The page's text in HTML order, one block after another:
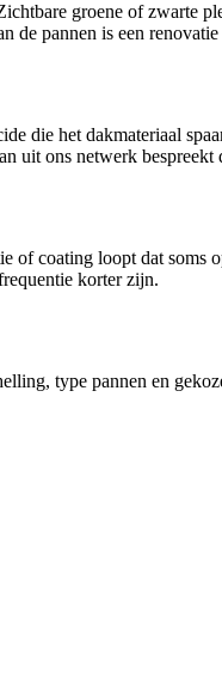
groene of zwarte
de pannen is een
die het dakmateriaal
uit ons netwerk bespreekt
coating loopt dat
korter zijn.
type pannen en